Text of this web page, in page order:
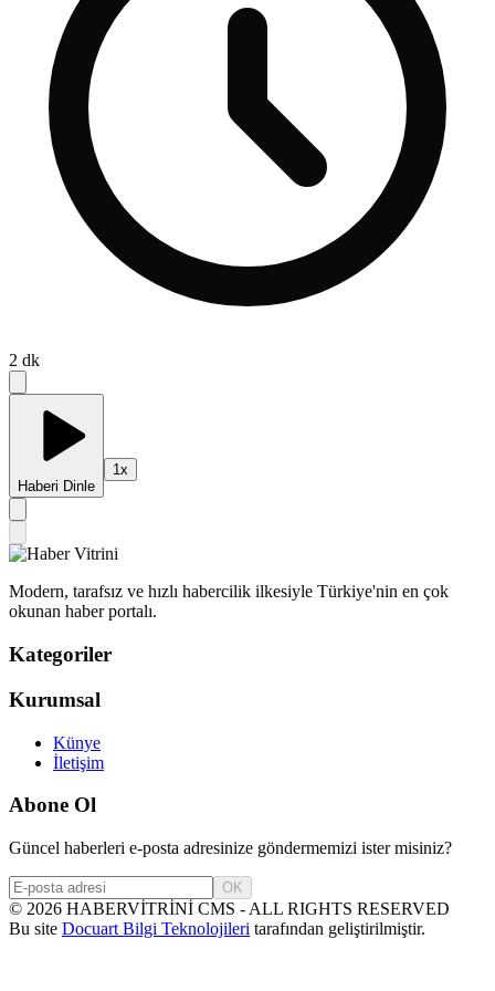
2 dk
Haberi Dinle
1x
Modern, tarafsız ve hızlı habercilik ilkesiyle Türkiye'nin en çok
okunan haber portalı.
Kategoriler
Kurumsal
Künye
İletişim
Abone Ol
Güncel haberleri e-posta adresinize göndermemizi ister misiniz?
OK
© 2026 HABERVİTRİNİ CMS - ALL RIGHTS RESERVED
Bu site Docuart Bilgi Teknolojileri tarafından geliştirilmiştir.